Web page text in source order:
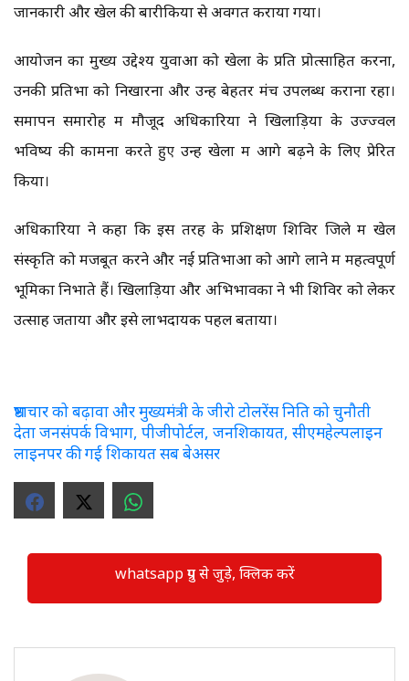
जानकारी और खेल की बारीकियों से अवगत कराया गया।
आयोजन का मुख्य उद्देश्य युवाओं को खेलों के प्रति प्रोत्साहित करना,
उनकी प्रतिभा को निखारना और उन्हें बेहतर मंच उपलब्ध कराना रहा।
समापन समारोह में मौजूद अधिकारियों ने खिलाड़ियों के उज्ज्वल
भविष्य की कामना करते हुए उन्हें खेलों में आगे बढ़ने के लिए प्रेरित
किया।
अधिकारियों ने कहा कि इस तरह के प्रशिक्षण शिविर जिले में खेल
संस्कृति को मजबूत करने और नई प्रतिभाओं को आगे लाने में महत्वपूर्ण
भूमिका निभाते हैं। खिलाड़ियों और अभिभावकों ने भी शिविर को लेकर
उत्साह जताया और इसे लाभदायक पहल बताया।
भ्रष्टाचार को बढ़ावा और मुख्यमंत्री के जीरो टोलरेंस निति को चुनौती
देता जनसंपर्क विभाग, पीजीपोर्टल, जनशिकायत, सीएमहेल्पलाइन
लाइनपर की गई शिकायत सब बेअसर
whatsapp ग्रुप से जुड़े, क्लिक करें